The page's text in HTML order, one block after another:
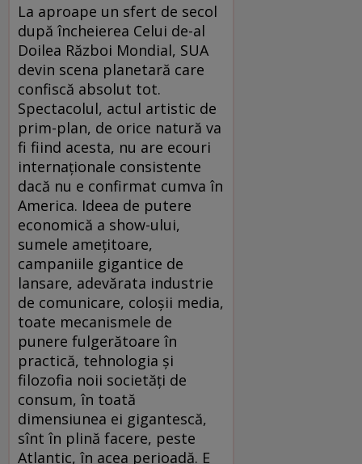
La aproape un sfert de secol
după încheierea Celui de-al
Doilea Război Mondial, SUA
devin scena planetară care
confiscă absolut tot.
Spectacolul, actul artistic de
prim-plan, de orice natură va
fi fiind acesta, nu are ecouri
internaționale consistente
dacă nu e confirmat cumva în
America. Ideea de putere
economică a show-ului,
sumele amețitoare,
campaniile gigantice de
lansare, adevărata industrie
de comunicare, coloșii media,
toate mecanismele de
punere fulgerătoare în
practică, tehnologia și
filozofia noii societăți de
consum, în toată
dimensiunea ei gigantescă,
sînt în plină facere, peste
Atlantic, în acea perioadă. E